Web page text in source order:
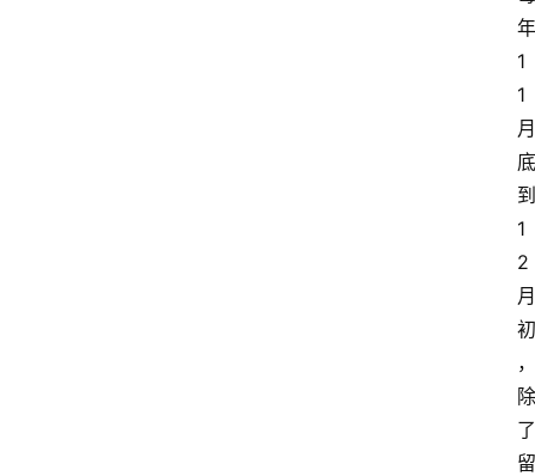
年
1
1
月
底
到
1
2
月
初
，
除
了
留